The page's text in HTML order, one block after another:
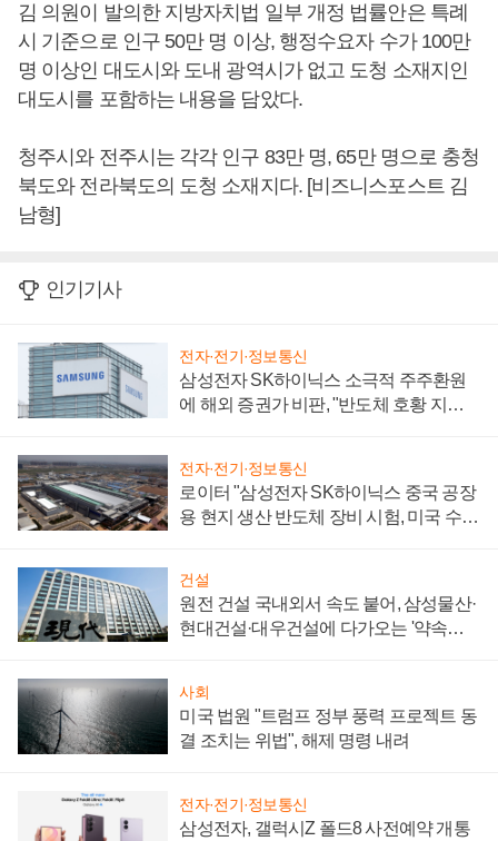
김 의원이 발의한 지방자치법 일부 개정 법률안은 특례
시 기준으로 인구 50만 명 이상, 행정수요자 수가 100만
명 이상인 대도시와 도내 광역시가 없고 도청 소재지인
대도시를 포함하는 내용을 담았다.
청주시와 전주시는 각각 인구 83만 명, 65만 명으로 충청
북도와 전라북도의 도청 소재지다. [비즈니스포스트 김
남형]
인기기사
전자·전기·정보통신
삼성전자 SK하이닉스 소극적 주주환원
에 해외 증권가 비판, "반도체 호황 지속
전자·전기·정보통신
로이터 "삼성전자 SK하이닉스 중국 공장
용 현지 생산 반도체 장비 시험, 미국 수출
건설
원전 건설 국내외서 속도 붙어, 삼성물산·
현대건설·대우건설에 다가오는 '약속의
사회
미국 법원 "트럼프 정부 풍력 프로젝트 동
결 조치는 위법", 해제 명령 내려
전자·전기·정보통신
삼성전자, 갤럭시Z 폴드8 사전예약 개통